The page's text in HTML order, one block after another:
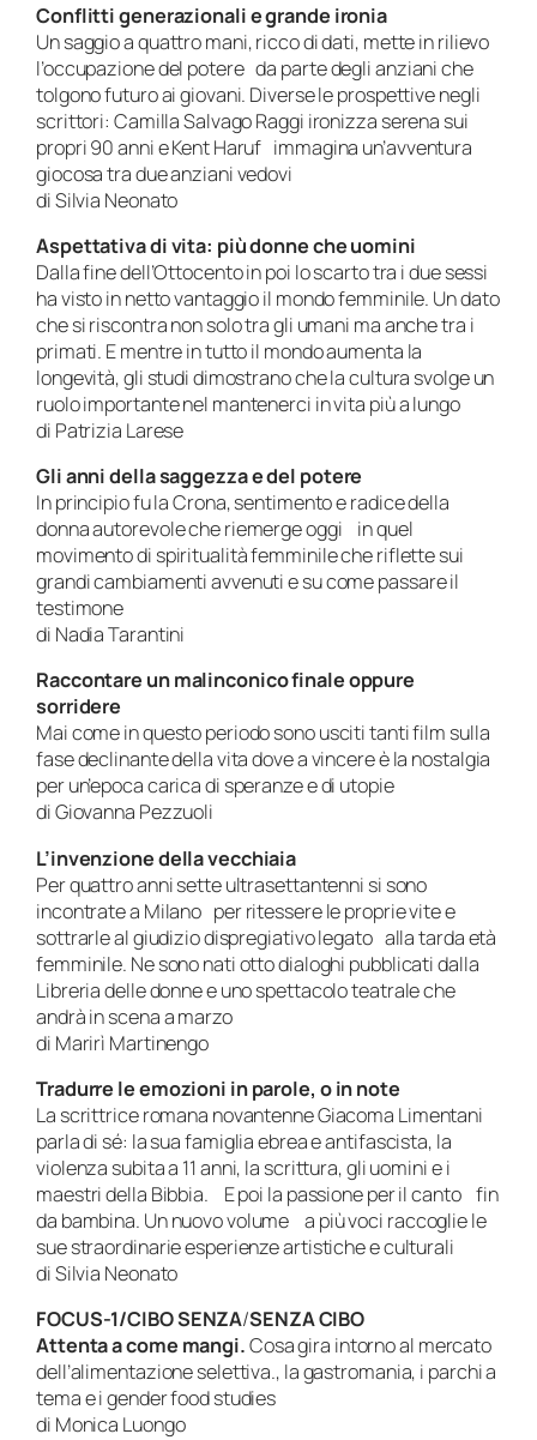
Conflitti generazionali e grande ironia
Un saggio a quattro mani, ricco di dati, mette in rilievo
l’occupazione del potere da parte degli anziani che
tolgono futuro ai giovani. Diverse le prospettive negli
scrittori: Camilla Salvago Raggi ironizza serena sui
propri 90 anni e Kent Haruf immagina un’avventura
giocosa tra due anziani vedovi
di Silvia Neonato
Aspettativa di vita: più donne che uomini
Dalla fine dell’Ottocento in poi lo scarto tra i due sessi
ha visto in netto vantaggio il mondo femminile. Un dato
che si riscontra non solo tra gli umani ma anche tra i
primati. E mentre in tutto il mondo aumenta la
longevità, gli studi dimostrano che la cultura svolge un
ruolo importante nel mantenerci in vita più a lungo
di Patrizia Larese
Gli anni della saggezza e del potere
In principio fu la Crona, sentimento e radice della
donna autorevole che riemerge oggi in quel
movimento di spiritualità femminile che riflette sui
grandi cambiamenti avvenuti e su come passare il
testimone
di Nadia Tarantini
Raccontare un malinconico finale oppure
sorridere
Mai come in questo periodo sono usciti tanti film sulla
fase declinante della vita dove a vincere è la nostalgia
per un’epoca carica di speranze e di utopie
di Giovanna Pezzuoli
L’invenzione della vecchiaia
Per quattro anni sette ultrasettantenni si sono
incontrate a Milano per ritessere le proprie vite e
sottrarle al giudizio dispregiativo legato alla tarda età
femminile. Ne sono nati otto dialoghi pubblicati dalla
Libreria delle donne e uno spettacolo teatrale che
andrà in scena a marzo
di Marirì Martinengo
Tradurre le emozioni in parole, o in note
La scrittrice romana novantenne Giacoma Limentani
parla di sé: la sua famiglia ebrea e antifascista, la
violenza subita a 11 anni, la scrittura, gli uomini e i
maestri della Bibbia. E poi la passione per il canto fin
da bambina. Un nuovo volume a più voci raccoglie le
sue straordinarie esperienze artistiche e culturali
di Silvia Neonato
FOCUS-1/CIBO SENZA/SENZA CIBO
Attenta a come mangi.Cosa gira intorno al mercato
dell’alimentazione selettiva., la gastromania, i parchi a
tema e i gender food studies
di Monica Luongo